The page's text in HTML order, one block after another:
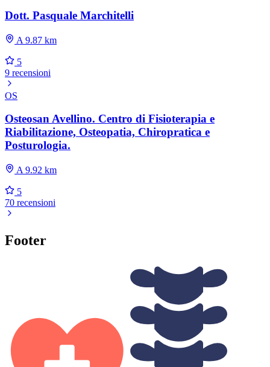
Dott. Pasquale Marchitelli
A 9.87 km
5
9 recensioni
OS
Osteosan Avellino. Centro di Fisioterapia e
Riabilitazione, Osteopatia, Chiropratica e
Posturologia.
A 9.92 km
5
70 recensioni
Footer